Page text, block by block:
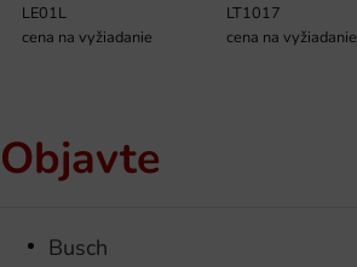
LE01L
cena na vyžiadanie
LT1017
cena na vyžiadanie
Objavte
Busch